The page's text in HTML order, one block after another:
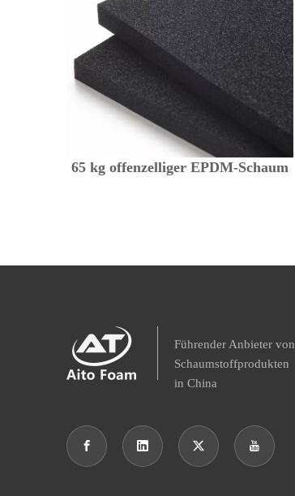
65 kg offenzelliger EPDM-Schaum
Führender Anbieter von
Schaumstoffprodukten
in China